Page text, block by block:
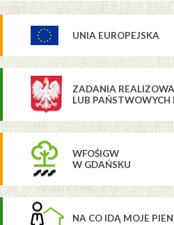
UNIA EUROPEJSKA
ZADANIA
LUB PAŃSTWOWYCH
WFOŚIGW
W GDAŃSKU
NA CO IDĄ MOJE